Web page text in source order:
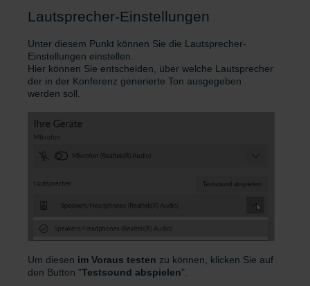
Lautsprecher-Einstellungen
Unter diesem Punkt können Sie die Lautsprecher-
Einstellungen einstellen.
Hier können Sie entscheiden, über welche Lautsprecher
der in der Konferenz generierte Ton ausgegeben
werden soll.
Um diesen im Voraus testen zu können, klicken Sie auf
den Button "Testsound abspielen".